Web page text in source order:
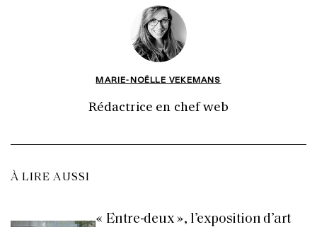
MARIE-NOËLLE VEKEMANS
Rédactrice en chef web
À LIRE AUSSI
« Entre-deux », l’exposition d’art